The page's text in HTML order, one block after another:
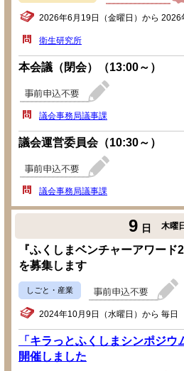
2026年6月19日（金曜日）から 2026
衛生研究所
本会議（閉会）（13:00～）
議会事務局議事課
議会運営委員会（10:30～）
議会事務局議事課
9 日 木曜日
『ふくしまベンチャーアワー
を募集します
しごと・産業
2024年10月9日（水曜日）から 毎日
「キラっとふくしまシンポジ
開催しました